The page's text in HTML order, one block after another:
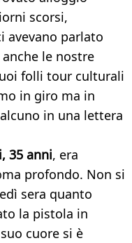
scorsi,
avevano parlato
le nostre
folli tour culturali
in giro ma in
in una lettera
35 anni, era
profondo. Non si
sera quanto
la pistola in
cuore si è